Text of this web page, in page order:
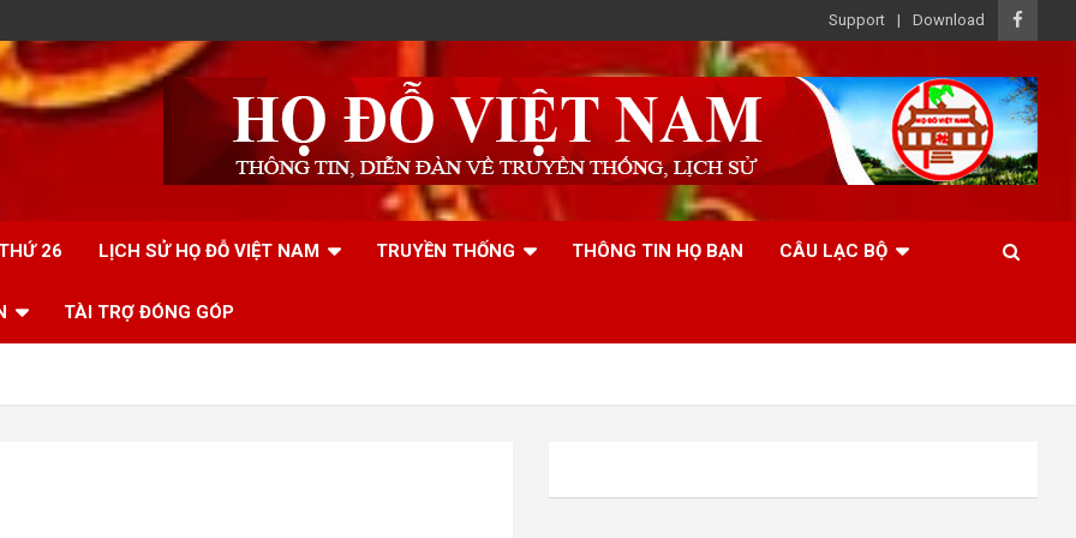
Support Download
26 LỊCH SỬ HỌ ĐỖ VIỆT NAM TRUYỀN THỐNG THÔNG TIN HỌ BẠN CÂU LẠC BỘ
TÀI TRỢ ĐÓNG GÓP